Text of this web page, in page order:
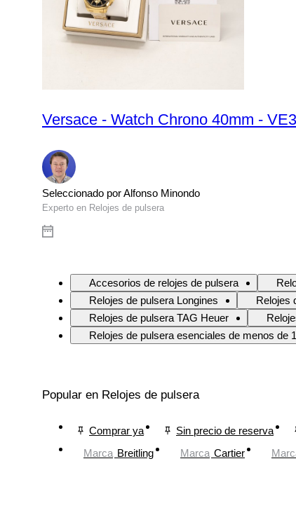
Versace - Watch Chrono 40mm -
Seleccionado por Alfonso Minondo
Experto en Relojes de pulsera
Accesorios de relojes de pulsera
Relojes de pulsera Longines
Relojes
Relojes de pulsera TAG Heuer
Relojes de pulsera esenciales de menos de
Popular en Relojes de pulsera
Comprar ya Sin precio de reserva
Marca Breitling Marca Cartier